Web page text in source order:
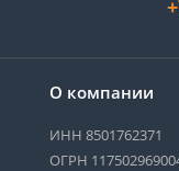
О компании
ИНН 8501762371
ОГРН